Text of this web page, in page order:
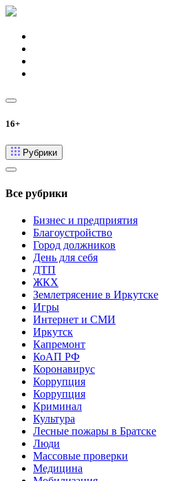
16+
Рубрики
Все рубрики
Бизнес и предприятия
Благоустройство
Город должников
День для себя
ДТП
ЖКХ
Землетрясение в Иркутске
Игры
Интернет и СМИ
Иркутск
Капремонт
КоАП РФ
Коронавирус
Коррупция
Коррупция
Криминал
Культура
Лесные пожары в Братске
Люди
Массовые проверки
Медицина